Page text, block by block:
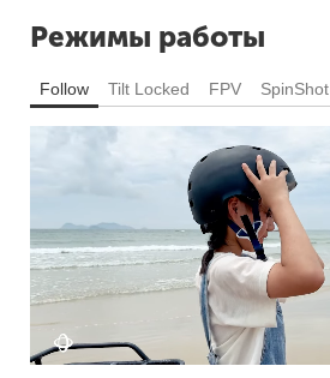
Режимы работы
Follow Tilt Locked FPV SpinShot